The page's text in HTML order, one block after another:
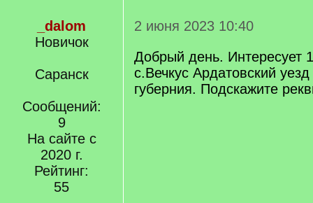
_dalom
Новичок
Саранск
Сообщений:
9
На сайте с
2020 г.
Рейтинг:
55
2 июня 2023 10:40
Добрый день. Интересует
с.Вечкус Ардатовский
губерния. Подскажите